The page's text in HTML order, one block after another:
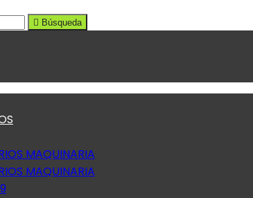
 Búsqueda
MAQUINARIA
MAQUINARIA